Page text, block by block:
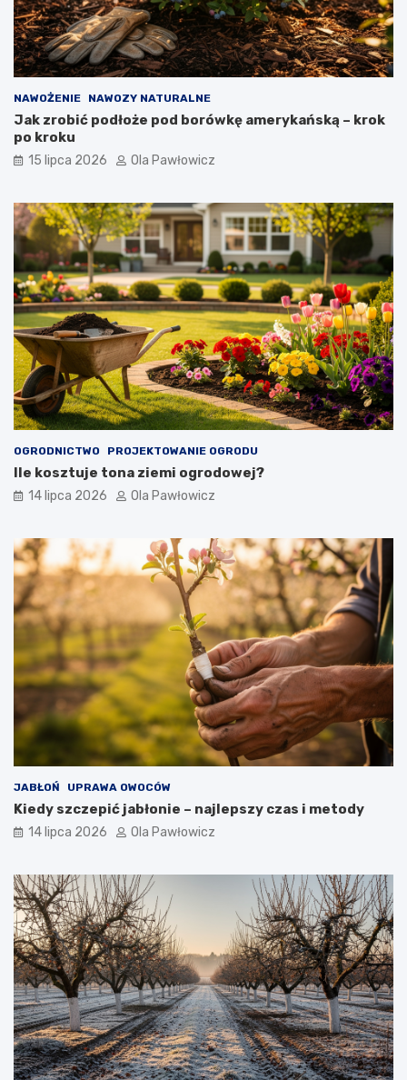
NAWOŻENIE NAWOZY NATURALNE
Jak zrobić podłoże pod borówkę amerykańską – krok
po kroku
15 lipca 2026 Ola Pawłowicz
OGRODNICTWO PROJEKTOWANIE OGRODU
Ile kosztuje tona ziemi ogrodowej?
14 lipca 2026 Ola Pawłowicz
JABŁOŃ UPRAWA OWOCÓW
Kiedy szczepić jabłonie – najlepszy czas i metody
14 lipca 2026 Ola Pawłowicz